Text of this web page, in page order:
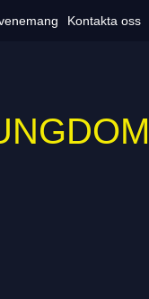
Kontakta oss